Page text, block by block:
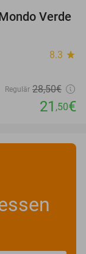
25%
Verde
8.3 star
Regulär 28,50€
21 ,50€